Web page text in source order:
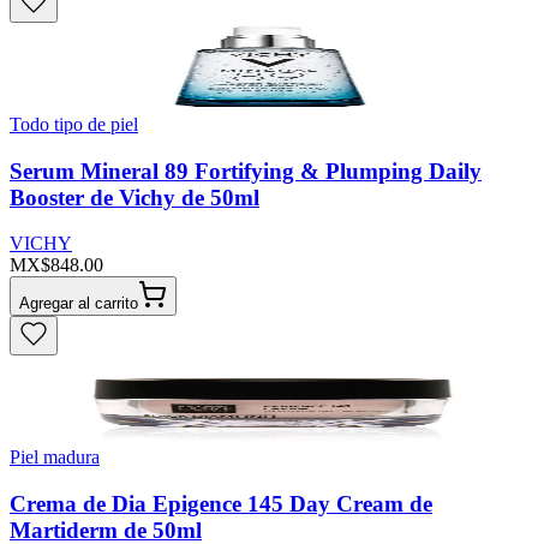
Todo tipo de piel
Serum Mineral 89 Fortifying & Plumping Daily
Booster de Vichy de 50ml
VICHY
MX$848.00
Agregar al carrito
Piel madura
Crema de Dia Epigence 145 Day Cream de
Martiderm de 50ml